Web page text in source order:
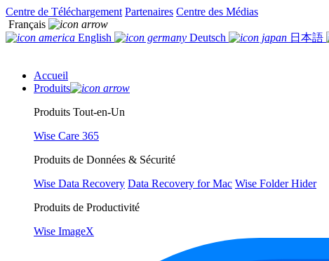
Centre de Téléchargement Partenaires Centre des Médias
Français
English
Deutsch 日本語
Accueil
Produits
Produits Tout-en-Un
Wise Care 365
Produits de Données & Sécurité
Wise Data Recovery Data Recovery for Mac Wise Folder Hider
Produits de Productivité
Wise ImageX